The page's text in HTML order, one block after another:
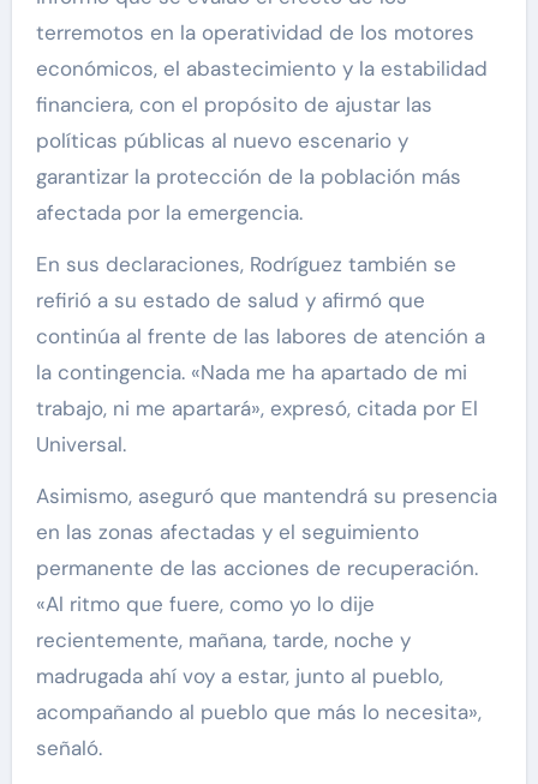
terremotos en la operatividad de los motores
económicos, el abastecimiento y la estabilidad
financiera, con el propósito de ajustar las
políticas públicas al nuevo escenario y
garantizar la protección de la población más
afectada por la emergencia.
En sus declaraciones, Rodríguez también se
refirió a su estado de salud y afirmó que
continúa al frente de las labores de atención a
la contingencia. «Nada me ha apartado de mi
trabajo, ni me apartará», expresó, citada por El
Universal.
Asimismo, aseguró que mantendrá su presencia
en las zonas afectadas y el seguimiento
permanente de las acciones de recuperación.
«Al ritmo que fuere, como yo lo dije
recientemente, mañana, tarde, noche y
madrugada ahí voy a estar, junto al pueblo,
acompañando al pueblo que más lo necesita»,
señaló.